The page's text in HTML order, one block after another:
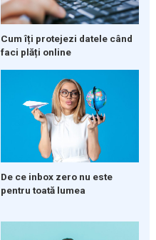
Cum îți protejezi datele când
faci plăți online
De ce inbox zero nu este
pentru toată lumea